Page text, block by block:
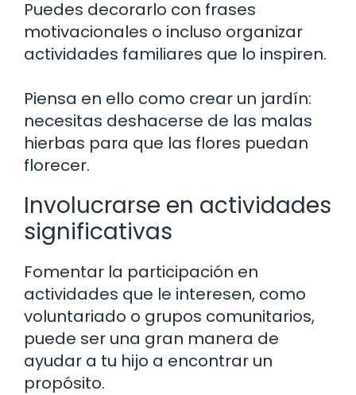
Puedes decorarlo con frases
motivacionales o incluso organizar
actividades familiares que lo inspiren.
Piensa en ello como crear un jardín:
necesitas deshacerse de las malas
hierbas para que las flores puedan
florecer.
Involucrarse en actividades
significativas
Fomentar la participación en
actividades que le interesen, como
voluntariado o grupos comunitarios,
puede ser una gran manera de
ayudar a tu hijo a encontrar un
propósito.